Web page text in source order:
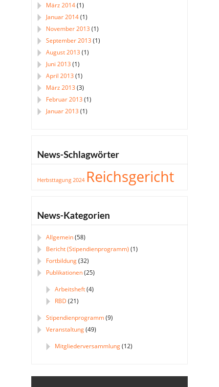
März 2014(1)
Januar 2014(1)
November 2013(1)
September 2013(1)
August 2013(1)
Juni 2013(1)
April 2013(1)
März 2013(3)
Februar 2013(1)
Januar 2013(1)
News-Schlagwörter
Herbsttagung 2024 Reichsgericht
News-Kategorien
Allgemein(58)
Bericht (Stipendienprogramm) (1)
Fortbildung(32)
Publikationen(25)
Arbeitsheft(4)
RBD (21)
Stipendienprogramm(9)
Veranstaltung(49)
Mitgliederversammlung(12)